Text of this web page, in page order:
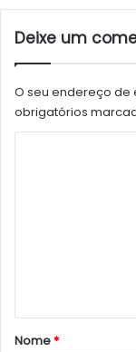
Deixe um
O seu endereço de
obrigatórios
r
Nome*